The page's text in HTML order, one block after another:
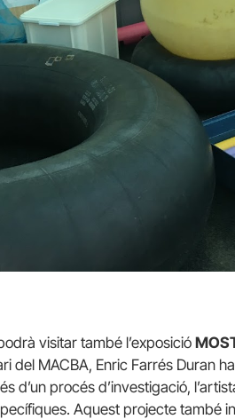
visitar també l’exposició
del MACBA, Enric Farrés Duran
d’un procés d’investigació,
Aquest projecte també